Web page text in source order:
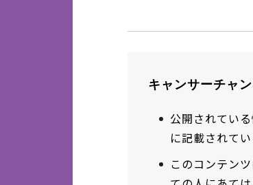
キャンサーチャ
公開されてい
に記載されて
このコンテン